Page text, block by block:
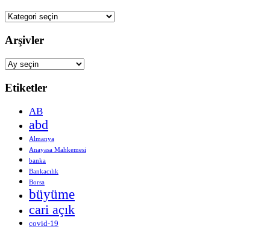
Kategoriler
Arşivler
Arşivler
Etiketler
AB
abd
Almanya
Anayasa Mahkemesi
banka
Bankacılık
Borsa
büyüme
cari açık
covid-19